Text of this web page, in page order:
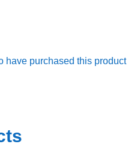
have purchased this product